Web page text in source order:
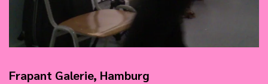
Frapant Galerie, Hamburg